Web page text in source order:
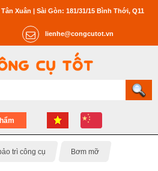
Xuân | Sài Gòn: 181/31/15 Bình Thới, Q11
lienhe@congcutot.vn
trì công cụ Bơm mỡ